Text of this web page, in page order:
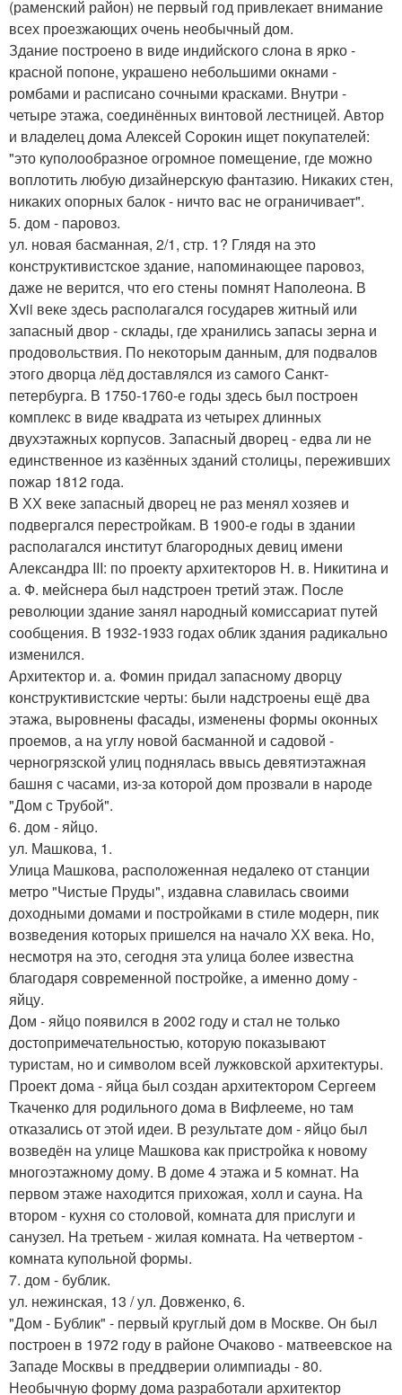
(раменский район) не первый год привлекает внимание
всех проезжающих очень необычный дом.
Здание построено в виде индийского слона в ярко -
красной попоне, украшено небольшими окнами -
ромбами и расписано сочными красками. Внутри -
четыре этажа, соединённых винтовой лестницей. Автор
и владелец дома Алексей Сорокин ищет покупателей:
"это куполообразное огромное помещение, где можно
воплотить любую дизайнерскую фантазию. Никаких стен,
никаких опорных балок - ничто вас не ограничивает".
5. дом - паровоз.
ул. новая басманная, 2/1, стр. 1? Глядя на это
конструктивистское здание, напоминающее паровоз,
даже не верится, что его стены помнят Наполеона. В
Xvii веке здесь располагался государев житный или
запасный двор - склады, где хранились запасы зерна и
продовольствия. По некоторым данным, для подвалов
этого дворца лёд доставлялся из самого Санкт-
петербурга. В 1750-1760-е годы здесь был построен
комплекс в виде квадрата из четырех длинных
двухэтажных корпусов. Запасный дворец - едва ли не
единственное из казённых зданий столицы, переживших
пожар 1812 года.
В ХХ веке запасный дворец не раз менял хозяев и
подвергался перестройкам. В 1900-е годы в здании
располагался институт благородных девиц имени
Александра III: по проекту архитекторов Н. в. Никитина и
а. Ф. мейснера был надстроен третий этаж. После
революции здание занял народный комиссариат путей
сообщения. В 1932-1933 годах облик здания радикально
изменился.
Архитектор и. а. Фомин придал запасному дворцу
конструктивистские черты: были надстроены ещё два
этажа, выровнены фасады, изменены формы оконных
проемов, а на углу новой басманной и садовой -
черногрязской улиц поднялась ввысь девятиэтажная
башня с часами, из-за которой дом прозвали в народе
"Дом с Трубой".
6. дом - яйцо.
ул. Машкова, 1.
Улица Машкова, расположенная недалеко от станции
метро "Чистые Пруды", издавна славилась своими
доходными домами и постройками в стиле модерн, пик
возведения которых пришелся на начало ХХ века. Но,
несмотря на это, сегодня эта улица более известна
благодаря современной постройке, а именно дому -
яйцу.
Дом - яйцо появился в 2002 году и стал не только
достопримечательностью, которую показывают
туристам, но и символом всей лужковской архитектуры.
Проект дома - яйца был создан архитектором Сергеем
Ткаченко для родильного дома в Вифлееме, но там
отказались от этой идеи. В результате дом - яйцо был
возведён на улице Машкова как пристройка к новому
многоэтажному дому. В доме 4 этажа и 5 комнат. На
первом этаже находится прихожая, холл и сауна. На
втором - кухня со столовой, комната для прислуги и
санузел. На третьем - жилая комната. На четвертом -
комната купольной формы.
7. дом - бублик.
ул. нежинская, 13 / ул. Довженко, 6.
"Дом - Бублик" - первый круглый дом в Москве. Он был
построен в 1972 году в районе Очаково - матвеевское на
Западе Москвы в преддверии олимпиады - 80.
Необычную форму дома разработали архитектор